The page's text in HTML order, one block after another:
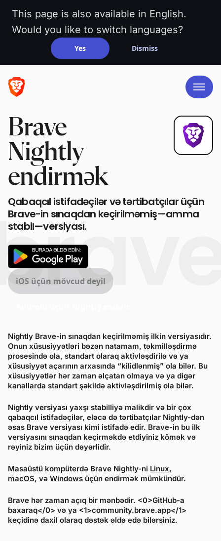
This page is also available in English.
Would you like to switch languages?
Yes Dismiss
Brave
Nightly
endirmək
Qabaqcıl istifadəçilər və tərtibatçılar üçün
Brave-in sınaqdan keçirilməmiş—amma
stabil—versiyası.
iOS üçün mövcud deyil
Nightly Brave-in sınaqdan keçirilməmiş ilkin versiyasıdır.
Onun xüsusiyyətləri bəzən natamam, təkmilləşdirmə
prosesində ola, standart olaraq aktivləşdirilə və ya
xüsusiyyət açarının arxasında “kilidlənmiş” ola bilər. Bu
xüsusiyyətlər hər zaman əlçatan olmaya və ya digər
kanallarda standart şəkildə aktivləşdirilmiş ola bilər.
Nightly versiyası yaxşı stabilliyə malikdir və bir çox
qabaqcıl istifadəçilər, eləcə də tərtibatçılar Nightly-dən
əsas Brave versiyası kimi istifadə edir. Brave-in bu ilk
versiyasını sınaqdan keçirməkdə etdiyiniz kömək və
rəyiniz bizim üçün dəyərlidir.
Masaüstü kompüterdə Brave Nightly-ni Linux,
macOS, və Windows üçün endirmək mümkündür.
Brave hər zaman açıq bir mənbədir. <0>GitHub-a
baxaraq</0> və ya <1>community.brave.app</1>
keçidinə daxil olaraq dəstək əldə edə bilərsiniz.